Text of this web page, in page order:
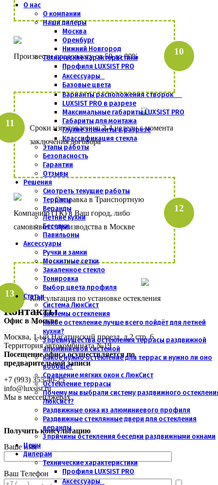
О нас
О компании
Наши дилеры
Москва
Оренбург
Нижний Новгород
Технические характеристики
Профиля LUXSIST PRO
Аксессуары
Базовые цвета
Варианты расположения створок
LUXSIST PRO в разрезе
Максимальные габариты LUXSIST PRO
Габариты для монтажа
Глухие элементы в разрезе
Классификация стекла
Этапы работы
Безопасность
Гарантии
Отзывы
Решения
Смотреть текущие работы
Террасы
Веранды
Летние кухни
Беседки
Павильоны
Аксессуары
Ручки и замки
Москитные сетки
Закаленное стекло
Тонировка
Выбор цвета профиля
Статьи
Система ЛюкСист
Системы остекления
Какое остекление лучше всего пойдёт для летней
кухни?
3 преимущества остекления террасы раздвижной
алюминиевой системой
Какое нужно остекление для террас и нужно ли оно
вообще?
Сравнение мягких окон с ЛюкСист
Остекление террасы
Почему мы выбрали систему раздвижного
ЛюкСист?
Раздвижные окна из алюминиевого профиля
Раздвижные стеклянные двери для остекления
веранды
3 причины остекления беседки раздвижными окнами
Цены
Дилерам
Технические характеристики
Профиля LUXSIST PRO
Аксессуары
Произвести предоплату от 50 до 80%
Сроки изготовления: 2-4 недели с момента
заключения договора
Отправка в Транспортную
Компанию (ТК) в Ваш город, либо
самовывоз с производства в Москве
Консультация по установке остекления
Контакты
Офис в Москве
Москва, 1-ый Нагатинский проезд, д.2 стр. 6
Территория автокомбината №19
Посещение офиса осуществляется по
предварительной записи
+7 (993) 355-40-25
info@luxsist.ru
Мы в мессенджерах
Получить консультацию
Ваше имя
Ваш Телефон